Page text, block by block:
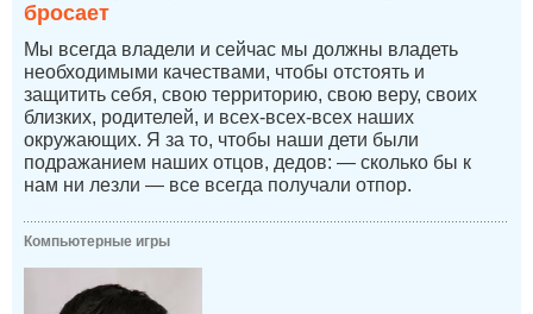
бросает
Мы всегда владели и сейчас мы должны владеть
необходимыми качествами, чтобы отстоять и
защитить себя, свою территорию, свою веру, своих
близких, родителей, и всех-всех-всех наших
окружающих. Я за то, чтобы наши дети были
подражанием наших отцов, дедов: — сколько бы к
нам ни лезли — все всегда получали отпор.
Компьютерные игры